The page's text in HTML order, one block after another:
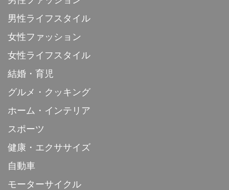
男性ライフスタイル
女性ファッション
女性ライフスタイル
結婚・育児
グルメ・クッキング
ホーム・インテリア
スポーツ
健康・エクササイズ
自動車
モーターサイクル